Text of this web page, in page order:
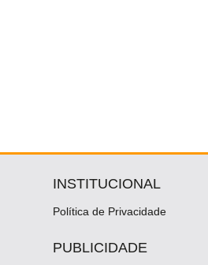
INSTITUCIONAL
Política de Privacidade
PUBLICIDADE